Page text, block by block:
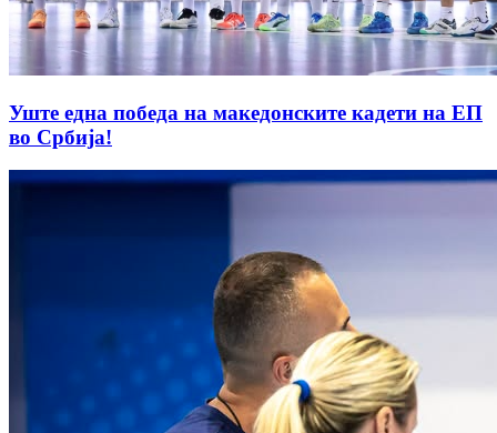
Уште една победа на македонските кадети на ЕП
во Србија!